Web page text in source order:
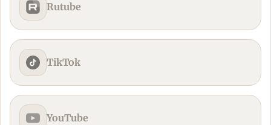
Rutube
TikTok
YouTube